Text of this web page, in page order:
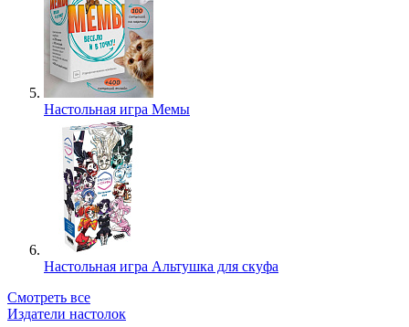
Настольная игра Мемы
Настольная игра Альтушка для скуфа
Смотреть все
Издатели настолок